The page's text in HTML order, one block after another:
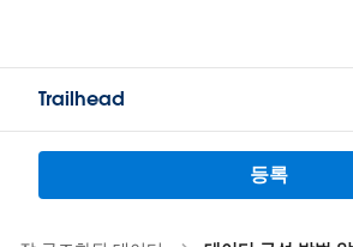
Trailhead
등록